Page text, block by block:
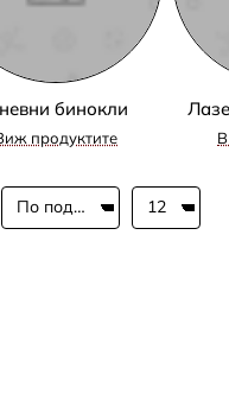
бинокли
продуктите